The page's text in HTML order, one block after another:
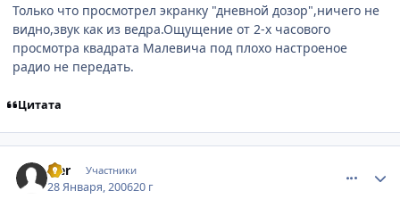
Только что просмотрел экранку "дневной дозор",ничего не
видно,звук как из ведра.Ощущение от 2-х часового
просмотра квадрата Малевича под плохо настроеное
радио не передать.
Цитата
wer Участники
28 Января, 200620 г